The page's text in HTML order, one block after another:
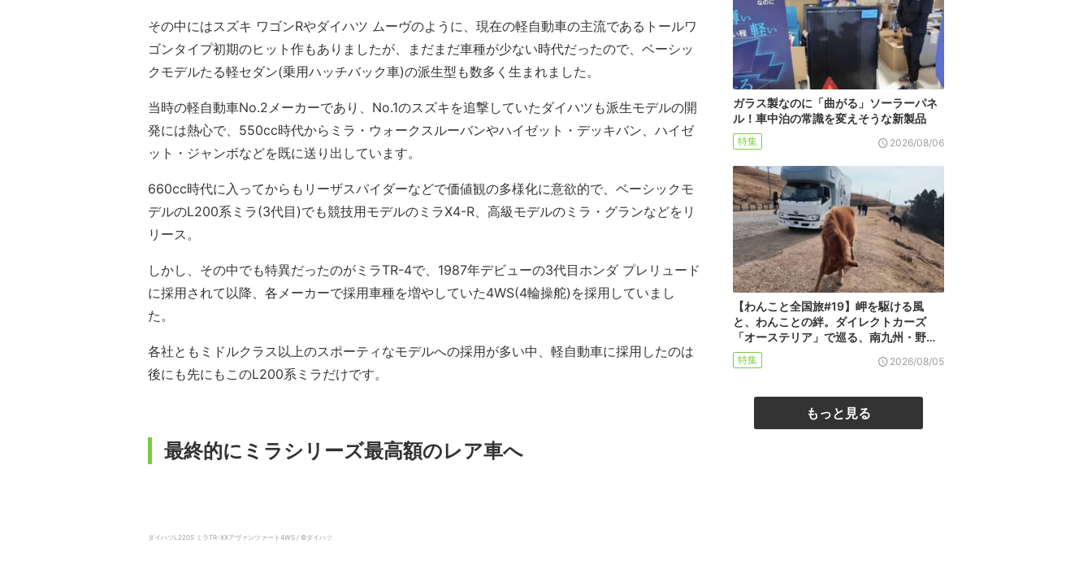
その中にはスズキ ワゴンRやダイハツ ムーヴのように、現在の軽自動車の主流であるトールワ
ゴンタイプ初期のヒット作もありましたが、まだまだ車種が少ない時代だったので、ベーシッ
クモデルたる軽セダン(乗用ハッチバック車)の派生型も数多く生まれました。
当時の軽自動車No.2メーカーであり、No.1のスズキを追撃していたダイハツも派生モデルの開
発には熱心で、550cc時代からミラ・ウォークスルーバンやハイゼット・デッキバン、ハイゼ
ット・ジャンボなどを既に送り出しています。
660cc時代に入ってからもリーザスパイダーなどで価値観の多様化に意欲的で、ベーシックモ
デルのL200系ミラ(3代目)でも競技用モデルのミラX4-R、高級モデルのミラ・グランなどをリ
リース。
しかし、その中でも特異だったのがミラTR-4で、1987年デビューの3代目ホンダ プレリュード
に採用されて以降、各メーカーで採用車種を増やしていた4WS(4輪操舵)を採用していまし
た。
各社ともミドルクラス以上のスポーティなモデルへの採用が多い中、軽自動車に採用したのは
後にも先にもこのL200系ミラだけです。
最終的にミラシリーズ最高額のレア車へ
ダイハツL220S ミラTR-XXアヴァンツァート4WS / ©ダイハツ
ガラス製なのに「曲がる」ソーラーパネ
ル！車中泊の常識を変えそうな新製品
特集 2026/08/06
【わんこと全国旅#19】岬を駆ける風
と、わんことの絆。ダイレクトカーズ
「オーステリア」で巡る、南九州・野…
特集 2026/08/05
もっと見る